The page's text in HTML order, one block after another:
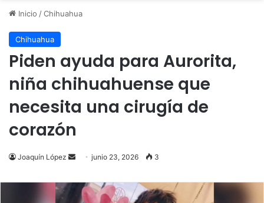
Inicio /Chihuahua
Chihuahua
Piden ayuda para Aurorita,
niña chihuahuense que
necesita una cirugía de
corazón
Joaquín López
Send
email
junio 23, 2026 3